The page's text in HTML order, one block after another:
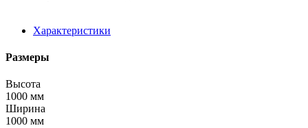
Характеристики
Размеры
Высота
1000 мм
Ширина
1000 мм